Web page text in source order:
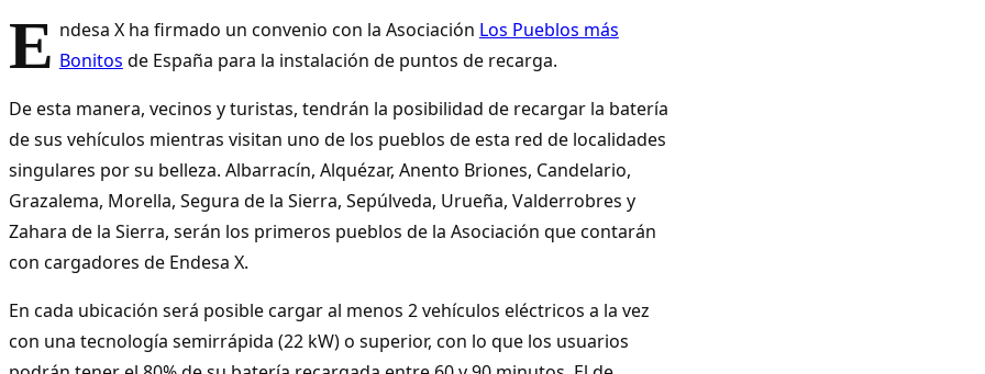
E ndesa X ha firmado un convenio con la Asociación Los Pueblos más
Bonitos de España para la instalación de puntos de recarga.
De esta manera, vecinos y turistas, tendrán la posibilidad de recargar la batería
de sus vehículos mientras visitan uno de los pueblos de esta red de localidades
singulares por su belleza. Albarracín, Alquézar, Anento Briones, Candelario,
Grazalema, Morella, Segura de la Sierra, Sepúlveda, Urueña, Valderrobres y
Zahara de la Sierra, serán los primeros pueblos de la Asociación que contarán
con cargadores de Endesa X.
En cada ubicación será posible cargar al menos 2 vehículos eléctricos a la vez
con una tecnología semirrápida (22 kW) o superior, con lo que los usuarios